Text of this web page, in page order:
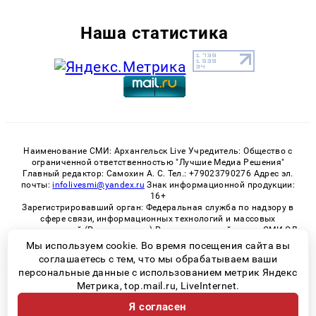
Наша статистика
Наименование СМИ: Архангельск Live Учредитель: Общество с
ограниченной ответственностью "Лучшие Медиа Решения"
Главный редактор: Самохин А. С. Тел.: +79023790276 Адрес эл.
почты: infolivesmi@yandex.ru Знак информационной продукции:
16+
Зарегистрировавший орган: Федеральная служба по надзору в
сфере связи, информационных технологий и массовых
коммуникаций (Роскомнадзор) Регистрационный номер СМИ ЭЛ
№ ФС 77 - 82533 от 21.01.2022
© 2026 «Архангельск Live» | Все права защищены
Возрастная категория сайта 16+
Мы используем cookie. Во время посещения сайта вы
соглашаетесь с тем, что мы обрабатываем ваши
персональные данные с использованием метрик Яндекс
Метрика, top.mail.ru, LiveInternet.
Я согласен